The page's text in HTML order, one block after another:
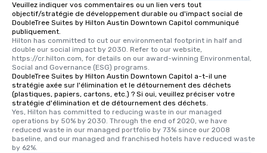
Veuillez indiquer vos commentaires ou un lien vers tout
objectif/stratégie de développement durable ou d'impact social de
DoubleTree Suites by Hilton Austin Downtown Capitol communiqué
publiquement.
Hilton has committed to cut our environmental footprint in half and
double our social impact by 2030. Refer to our website,
https://cr.hilton.com, for details on our award-winning Environmental,
Social and Governance (ESG) programs.
DoubleTree Suites by Hilton Austin Downtown Capitol a-t-il une
stratégie axée sur l'élimination et le détournement des déchets
(plastiques, papiers, cartons, etc.) ? Si oui, veuillez préciser votre
stratégie d'élimination et de détournement des déchets.
Yes, Hilton has committed to reducing waste in our managed
operations by 50% by 2030. Through the end of 2020, we have
reduced waste in our managed portfolio by 73% since our 2008
baseline, and our managed and franchised hotels have reduced waste
by 62%.